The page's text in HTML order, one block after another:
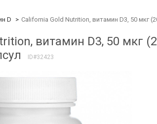
D California Gold Nutrition, витамин D3, 50 мкг
витамин D3, 50 мкг
ID#32423